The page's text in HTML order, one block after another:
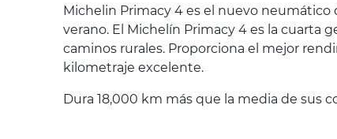
Michelin Primacy 4 es el nuevo
verano. El Michelín Primacy 4 es la cuarta
caminos rurales. Proporciona el mejor
kilometraje excelente.
Dura 18,000 km más que la media de sus